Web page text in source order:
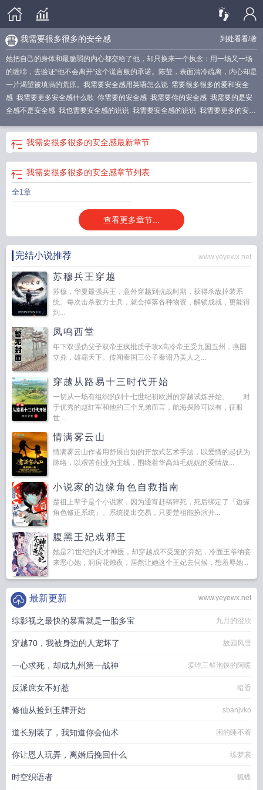
到处看看/著
我需要很多很多的安全感
她把自己的身体和最脆弱的内心都交给了他，却只换来一个执念：用一场又一场
的缠绵，去验证“他不会离开”这个谎言般的承诺。陈莹，表面清冷疏离，内心却是
一片渴望被填满的荒原。 我需要安全感用英语怎么说 需要很多很多的爱和安全
感 我需要更多安全感什么歌 你需要的安全感 我需要你的安全感 我需要的是安
全感不是安全感 我也需要安全感的说说 我需要安全感的说说 我需要更多的安全
怎么说我需要很多很多的爱和很多很多的安全感
安全感什么意思
感我需要的安全感句子我需要很多很多的安全感英语我需要的安全感是一种态
度
我需要很多很多的安全感最新章节
我需要很多很多的安全感章节列表
全1章
查看更多章节...
完结小说推荐 www.yeyewx.net
苏穆兵王穿越
苏穆，华夏最强兵王，意外穿越到抗战时期，获得杀敌掉装系
统。每次击杀敌方士兵，就会掉落各种物资，解锁成就，更能得
到...
凤鸣西堂
年下双强伪父子双帝王疯批质子攻x高冷帝王受九国五州，燕国
立鼎，雄霸天下。传闻秦国三公子秦诏乃美人之...
穿越从路易十三时代开始
一切从一场有组织的到十七世纪初欧洲的穿越试炼开始。 对
于优秀的赵红军和他的三个兄弟而言，航海探险可以有，征服
世...
情满雾云山
情满雾云山作者用舒展自如的开放式艺术手法，以爱情的起伏为
脉络，以艰苦创业为主线，围绕着华高灿毛妮妮的爱情故...
小说家的边缘角色自救指南
楚祖上辈子是个小说家，因为通宵赶稿猝死，死后绑定了「边缘
角色修正系统」。系统提出交易，只要楚祖能扮演并...
腹黑王妃戏邪王
她是21世纪的天才神医，却穿越成不受宠的弃妃，冷面王爷纳妾
来恶心她，洞房花烛夜，居然让她这个王妃去伺候，想羞辱她...
www.yeyewx.net
最新更新
综影视之最快的暴富就是一胎多宝 九月的澄欣
穿越70，我被身边的人宠坏了 故园风雪
一心求死，却成九州第一战神 爱吃三鲜泡馍的阿暖
反派庶女不好惹 暗香
修仙从捡到玉牌开始 sbanjvko
道长别装了，我知道你会仙术 困的睡不着
你让恩人玩弄，离婚后挽回什么 练梦裳
时空织语者 狐蝶